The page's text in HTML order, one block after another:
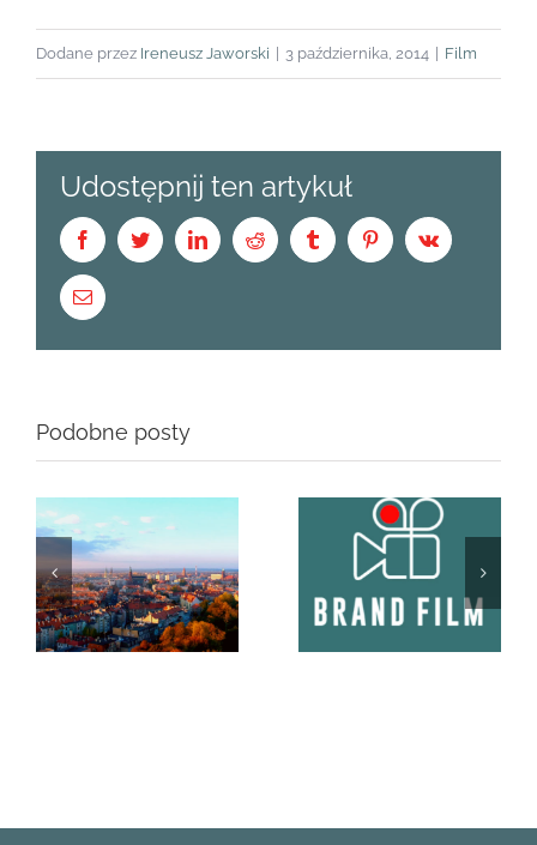
Dodane przez Ireneusz Jaworski 3 października, 2014 Film
Udostępnij ten artykuł
FacebookTwitterLinkedInReddit Tumblr PinterestVk
Email
Podobne posty
filmowa
Miast, Gmin
i Powiatów